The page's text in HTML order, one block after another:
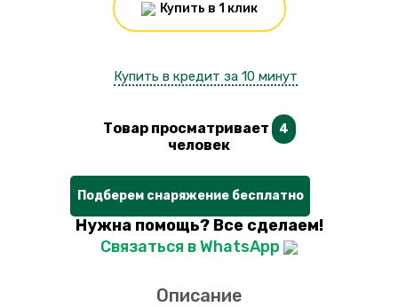
Купить в 1 клик
Купить в кредит за 10 минут
Товар просматривает 4
человек
Подберем снаряжение бесплатно
Нужна помощь? Все сделаем!
Связаться в WhatsApp
Описание